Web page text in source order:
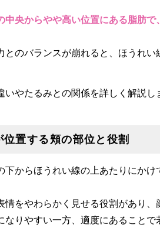
中央からやや高い位置にある脂肪
とのバランスが崩れると、ほうれ
いやたるみとの関係を詳しく解説し
置する頬の部位と役割
下からほうれい線の上あたりにか
情をやわらかく見せる役割があり
なりやすい一方、適度にあること